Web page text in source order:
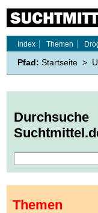
Index
Themen
Pfad: Startseite >
Durchsuche
Themen